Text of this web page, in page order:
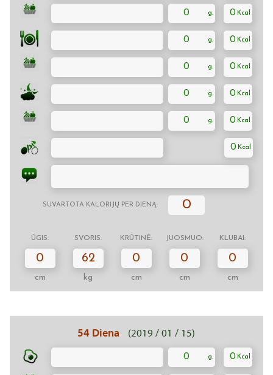
0 0
0 0
0 0
0 0
0 0
0
SUVARTOTA KALORIJŲ PER DIENĄ: 0
ŪGIS: SVORIS: KRŪTINĖ: JUOSMUO: KLUBAI:
0
cm
62
kg
0
cm
0
cm
0
cm
54 Diena (2019 / 01 / 15)
0 0